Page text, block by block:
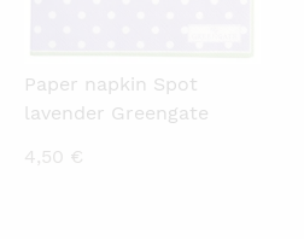
Paper napkin Spot
lavender Greengate
4,50 €